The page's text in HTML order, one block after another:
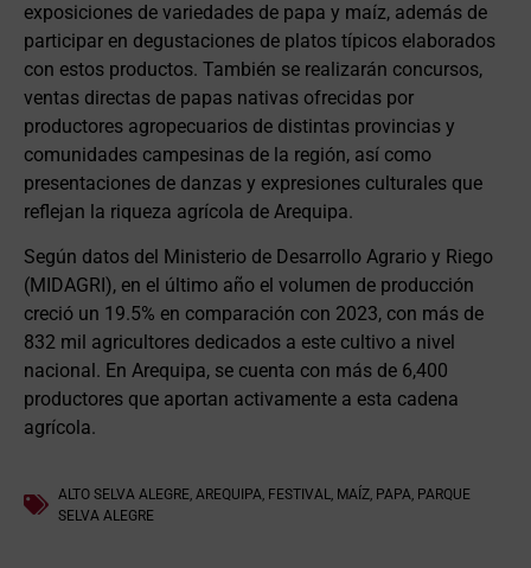
exposiciones de variedades de papa y maíz, además de
participar en degustaciones de platos típicos elaborados
con estos productos. También se realizarán concursos,
ventas directas de papas nativas ofrecidas por
productores agropecuarios de distintas provincias y
comunidades campesinas de la región, así como
presentaciones de danzas y expresiones culturales que
reflejan la riqueza agrícola de Arequipa.
Según datos del Ministerio de Desarrollo Agrario y Riego
(MIDAGRI), en el último año el volumen de producción
creció un 19.5% en comparación con 2023, con más de
832 mil agricultores dedicados a este cultivo a nivel
nacional. En Arequipa, se cuenta con más de 6,400
productores que aportan activamente a esta cadena
agrícola.
ALTO SELVA ALEGRE, AREQUIPA, FESTIVAL, MAÍZ, PAPA, PARQUE
SELVA ALEGRE